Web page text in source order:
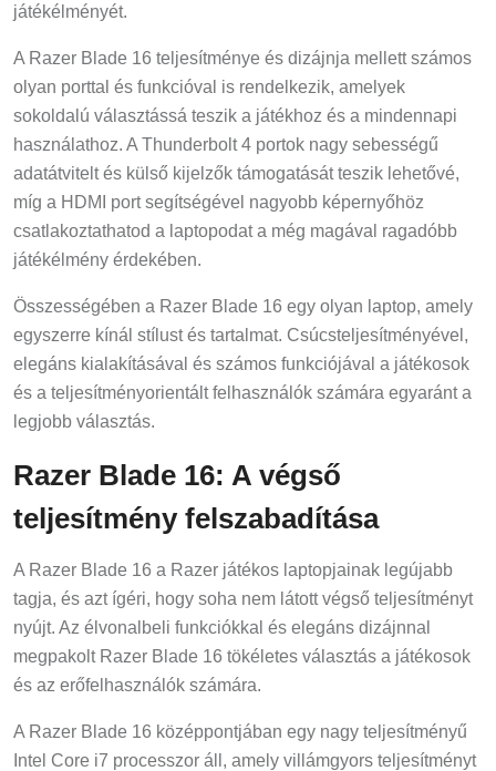
játékélményét.
A Razer Blade 16 teljesítménye és dizájnja mellett számos
olyan porttal és funkcióval is rendelkezik, amelyek
sokoldalú választássá teszik a játékhoz és a mindennapi
használathoz. A Thunderbolt 4 portok nagy sebességű
adatátvitelt és külső kijelzők támogatását teszik lehetővé,
míg a HDMI port segítségével nagyobb képernyőhöz
csatlakoztathatod a laptopodat a még magával ragadóbb
játékélmény érdekében.
Összességében a Razer Blade 16 egy olyan laptop, amely
egyszerre kínál stílust és tartalmat. Csúcsteljesítményével,
elegáns kialakításával és számos funkciójával a játékosok
és a teljesítményorientált felhasználók számára egyaránt a
legjobb választás.
Razer Blade 16: A végső
teljesítmény felszabadítása
A Razer Blade 16 a Razer játékos laptopjainak legújabb
tagja, és azt ígéri, hogy soha nem látott végső teljesítményt
nyújt. Az élvonalbeli funkciókkal és elegáns dizájnnal
megpakolt Razer Blade 16 tökéletes választás a játékosok
és az erőfelhasználók számára.
A Razer Blade 16 középpontjában egy nagy teljesítményű
Intel Core i7 processzor áll, amely villámgyors teljesítményt